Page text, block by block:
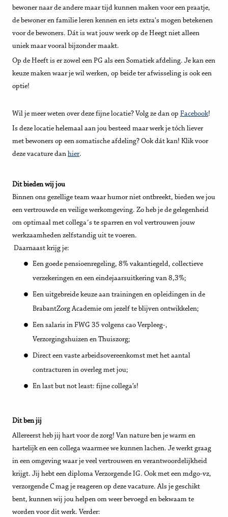
bewoner naar de andere maar tijd kunnen maken voor een praatje,
de bewoner en familie leren kennen en iets extra's mogen betekenen
voor de bewoners. Dát is wat jouw werk op de Heegt niet alleen
uniek maar vooral bijzonder maakt.
Op de Heeft is er zowel een PG als een Somatiek afdeling. Je kan een
keuze maken waar je wil werken, op beide ter afwisseling is ook een
optie!
Wil je meer weten over deze fijne locatie? Volg ze dan op Facebook!
Is deze locatie helemaal aan jou besteed maar werk je tóch liever
met bewoners op een somatische afdeling? Ook dát kan! Klik voor
deze vacature dan hier.
Dit bieden wij jou
Binnen ons gezellige team waar humor niet ontbreekt, bieden we jou
een vertrouwde en veilige werkomgeving. Zo heb je de gelegenheid
om optimaal met collega´s te sparren en vol vertrouwen jouw
werkzaamheden zelfstandig uit te voeren.
Daarnaast krijg je:
Een goede pensioenregeling, 8% vakantiegeld, collectieve
verzekeringen en een eindejaarsuitkering van 8,3%;
Een uitgebreide keuze aan trainingen en opleidingen in de
BrabantZorg Academie om jezelf te blijven ontwikkelen;
Een salaris in FWG 35 volgens cao Verpleeg-,
Verzorgingshuizen en Thuiszorg;
Direct een vaste arbeidsovereenkomst met het aantal
contracturen in overleg met jou;
En last but not least: fijne collega’s!
Dit ben jij
Allereerst heb jij hart voor de zorg! Van nature ben je warm en
hartelijk en een collega waarmee we kunnen lachen. Je werkt graag
in een omgeving waar je veel vertrouwen en verantwoordelijkheid
krijgt. Jij hebt een diploma Verzorgende IG. Ook met een mdgo-vz,
verzorgende C mag je reageren op deze vacature. Als je geschikt
bent, kunnen wij jou helpen om weer bevoegd en bekwaam te
worden voor dit werk. Verder: